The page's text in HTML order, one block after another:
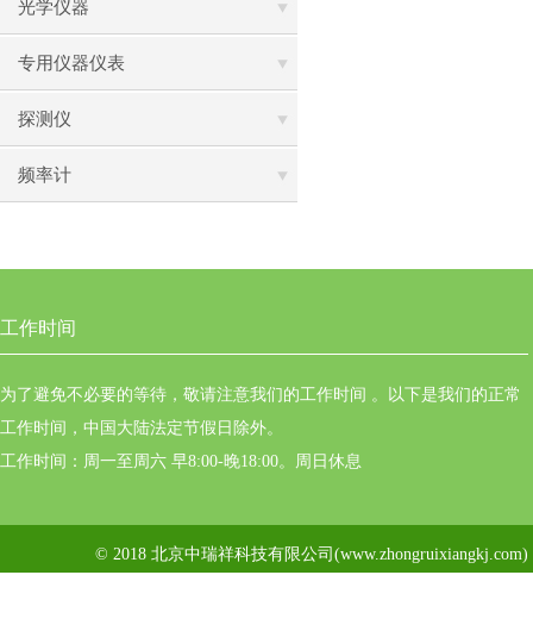
光学仪器
专用仪器仪表
探测仪
频率计
工作时间
为了避免不必要的等待，敬请注意我们的工作时间 。以下是我们的正常
工作时间，中国大陆法定节假日除外。
工作时间：周一至周六 早8:00-晚18:00。周日休息
© 2018 北京中瑞祥科技有限公司